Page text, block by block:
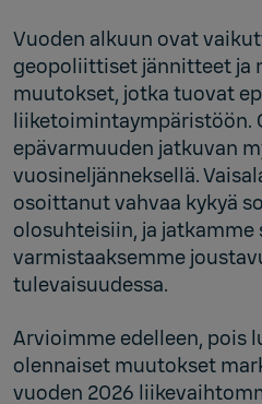
Vuoden alkuun ovat
geopoliittiset jännitteet ja
muutokset, jotka tuovat
liiketoimintaympäristöön.
epävarmuuden jatkuvan
vuosineljänneksellä.
osoittanut vahvaa kykyä
olosuhteisiin, ja jatkamme
varmistaaksemme
tulevaisuudessa.
Arvioimme edelleen, pois
olennaiset muutokset
vuoden 2026